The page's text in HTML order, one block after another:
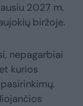
2027 m.
biržoje.
nepagarbiai
kurios